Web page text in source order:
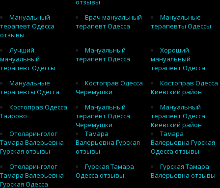
отзывы
Мануальный
терапевт Одесса
отзывы
Врач мануальный
терапевт Одесса
Мануальные
терапевты Одессы
Лучший
мануальный
терапевт Одессы
Мануальный
терапевт Одесса
Хороший
мануальный
терапевт Одесса
Мануальные
терапевты Одесса
Костоправ Одесса
Черемушки
Костоправ Одесса
Киевский район
Костоправ Одесса
Таирово
Мануальный
терапевт Одесса
Черемушки
Мануальный
терапевт Одесса
Киевский район
Отоларинголог
Тамара Валерьевна
Гурская отзывы
Тамара
Валерьевна Гурская
отзывы
Тамара
Валерьевна Гурская
Одесса отзывы
Отоларинголог
Тамара Валерьевна
Гурская Одесса
Гурская Тамара
Одесса отзывы
Гурская Тамара
Валерьевна отзывы